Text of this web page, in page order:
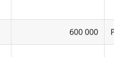
600 000